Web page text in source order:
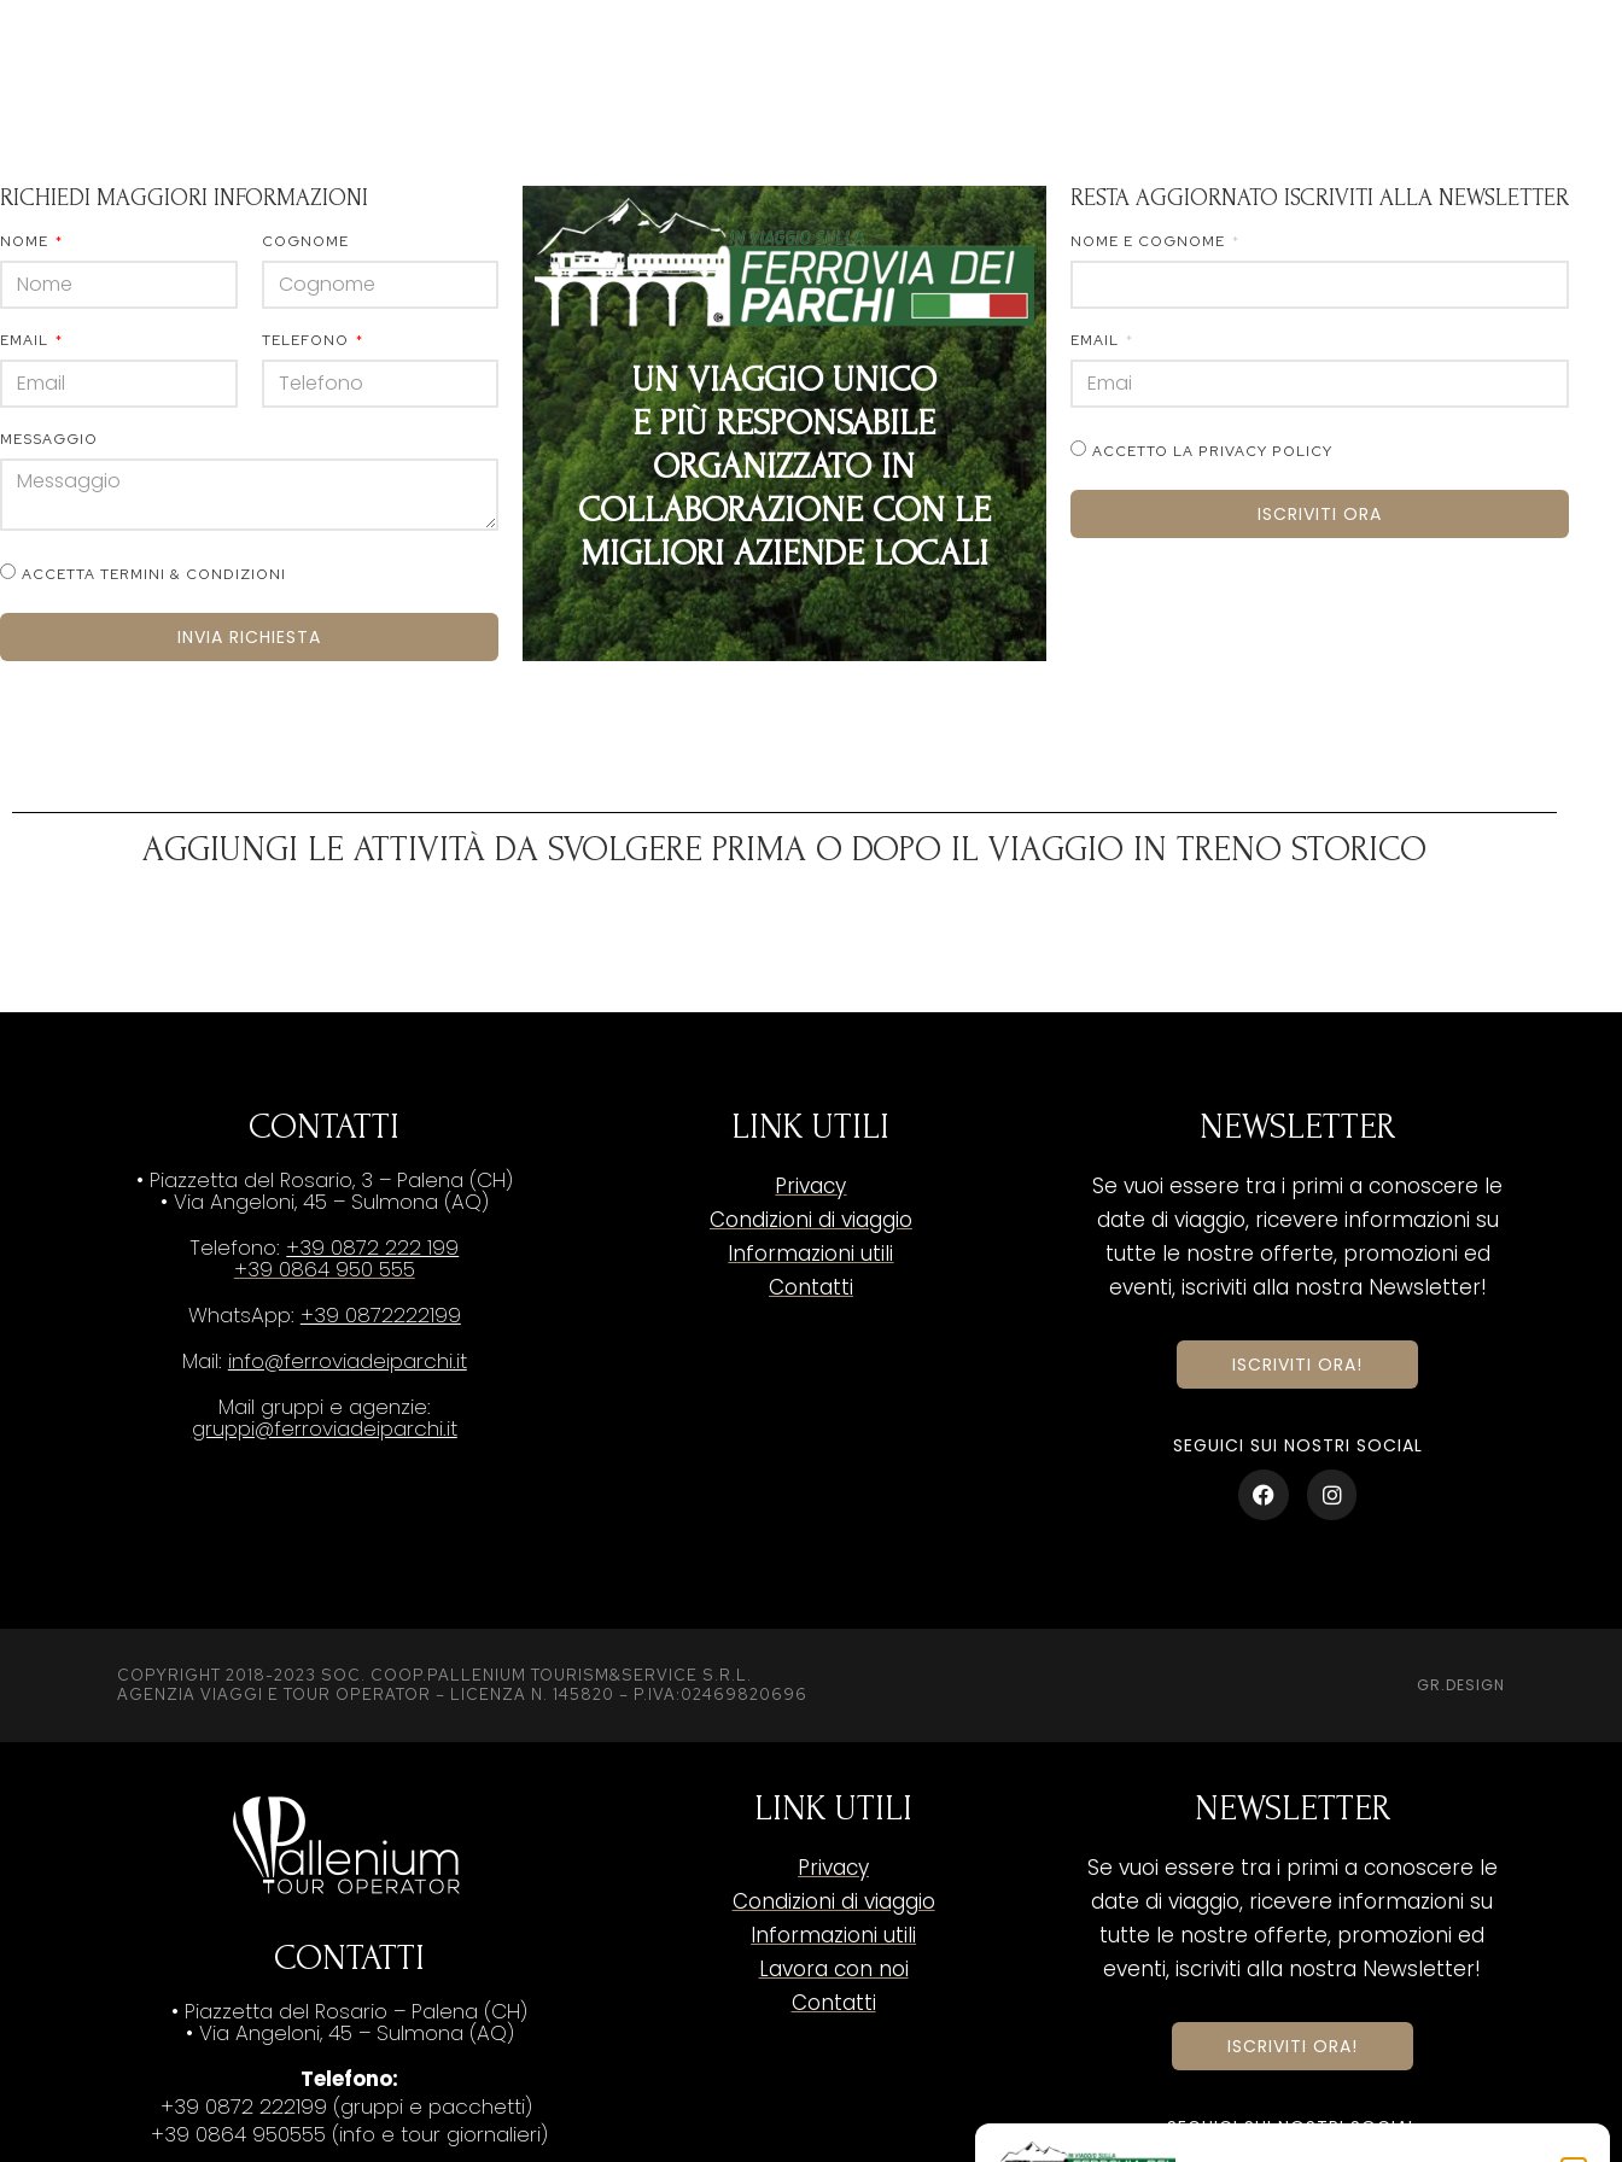
RICHIEDI MAGGIORI INFORMAZIONI
NOME COGNOME
EMAIL TELEFONO
MESSAGGIO
ACCETTA TERMINI & CONDIZIONI
INVIA RICHIESTA
UN VIAGGIO UNICO
E PIÙ RESPONSABILE
ORGANIZZATO IN
COLLABORAZIONE CON LE
MIGLIORI AZIENDE LOCALI
RESTA AGGIORNATO ISCRIVITI ALLA NEWSLETTER
NOME E COGNOME
EMAIL
ACCETTO LA PRIVACY POLICY
ISCRIVITI ORA
AGGIUNGI LE ATTIVITÀ DA SVOLGERE PRIMA O DOPO IL VIAGGIO IN TRENO STORICO
CONTATTI
• Piazzetta del Rosario, 3 – Palena (CH)
• Via Angeloni, 45 – Sulmona (AQ)
Telefono: +39 0872 222 199
+39 0864 950 555
WhatsApp: +39 0872222199
Mail: info@ferroviadeiparchi.it
Mail gruppi e agenzie:
gruppi@ferroviadeiparchi.it
LINK UTILI
Privacy
Condizioni di viaggio
Informazioni utili
Contatti
NEWSLETTER
Se vuoi essere tra i primi a conoscere le
date di viaggio, ricevere informazioni su
tutte le nostre offerte, promozioni ed
eventi, iscriviti alla nostra Newsletter!
ISCRIVITI ORA!
SEGUICI SUI NOSTRI SOCIAL
COPYRIGHT 2018-2023 SOC. COOP.PALLENIUM TOURISM&SERVICE S.R.L.
AGENZIA VIAGGI E TOUR OPERATOR – LICENZA N. 145820 – P.IVA:02469820696
GR.DESIGN
CONTATTI
• Piazzetta del Rosario – Palena (CH)
• Via Angeloni, 45 – Sulmona (AQ)
Telefono:
+39 0872 222199 (gruppi e pacchetti)
+39 0864 950555 (info e tour giornalieri)
LINK UTILI
Privacy
Condizioni di viaggio
Informazioni utili
Lavora con noi
Contatti
NEWSLETTER
Se vuoi essere tra i primi a conoscere le
date di viaggio, ricevere informazioni su
tutte le nostre offerte, promozioni ed
eventi, iscriviti alla nostra Newsletter!
ISCRIVITI ORA!
SEGUICI SUI NOSTRI SOCIAL